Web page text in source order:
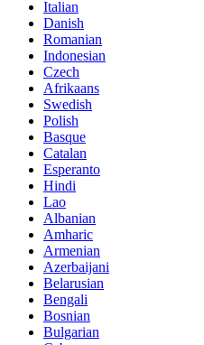
Italian
Danish
Romanian
Indonesian
Czech
Afrikaans
Swedish
Polish
Basque
Catalan
Esperanto
Hindi
Lao
Albanian
Amharic
Armenian
Azerbaijani
Belarusian
Bengali
Bosnian
Bulgarian